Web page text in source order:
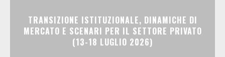
TRANSIZIONE ISTITUZIONALE, DINAMICHE DI
MERCATO E SCENARI PER IL SETTORE PRIVATO
(13-18 LUGLIO 2026)